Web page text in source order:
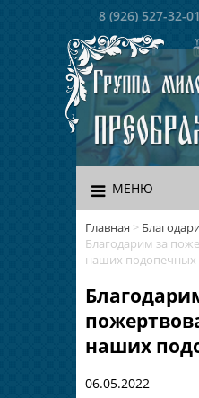
8 (926) 527-32-01
МЕНЮ
Главная >
Благодарим за
наших подопечных
наших
06.05.2022